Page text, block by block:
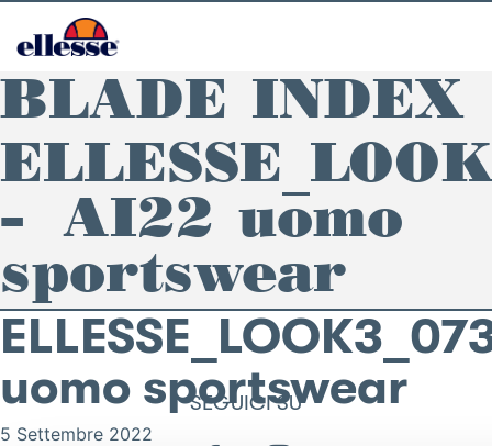
BLADE INDEX
– AI22 uomo
sportswear
uomo sportswear
5 Settembre 2022
SEGUICI SU